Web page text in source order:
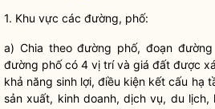
1. Khu vực các đường, phố:
a) Chia theo đường phố, đoạn
đường phố có 4 vị trí và giá đất được
khả năng sinh lợi, điều kiện kết cấu hạ
sản xuất, kinh doanh, dịch vụ, du